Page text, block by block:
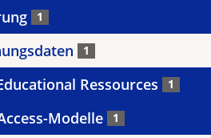
1
1
Ressources 1
Modelle 1